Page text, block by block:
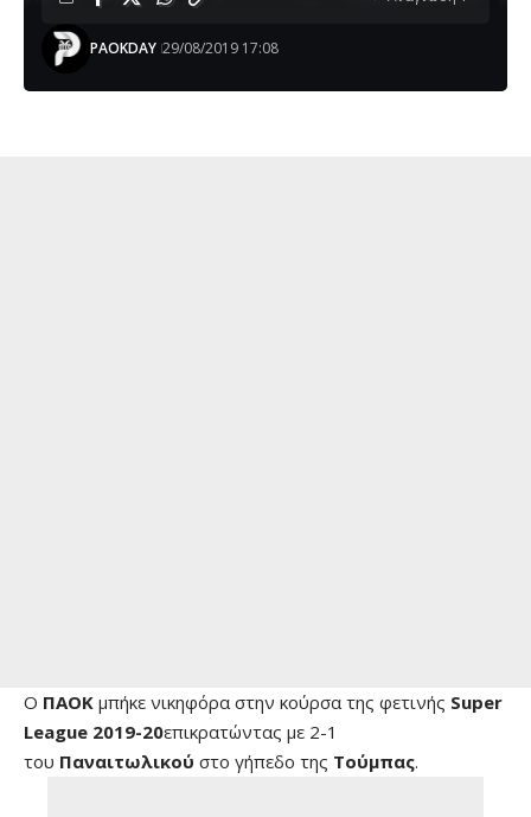
PAOKDAY 29/08/2019 17:08
O ΠΑΟΚ μπήκε νικηφόρα στην κούρσα της φετινής Super
League 2019-20επικρατώντας με 2-1
του Παναιτωλικού στο γήπεδο της Τούμπας.